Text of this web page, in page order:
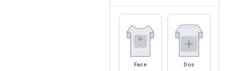
Face Dos